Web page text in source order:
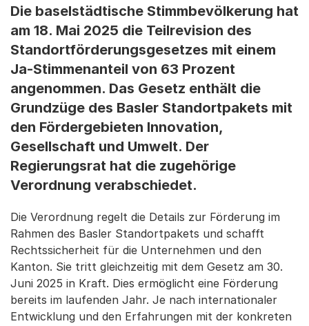
Die baselstädtische Stimmbevölkerung hat
am 18. Mai 2025 die Teilrevision des
Standortförderungsgesetzes mit einem
Ja-Stimmenanteil von 63 Prozent
angenommen. Das Gesetz enthält die
Grundzüge des Basler Standortpakets mit
den Fördergebieten Innovation,
Gesellschaft und Umwelt. Der
Regierungsrat hat die zugehörige
Verordnung verabschiedet.
Die Verordnung regelt die Details zur Förderung im
Rahmen des Basler Standortpakets und schafft
Rechtssicherheit für die Unternehmen und den
Kanton. Sie tritt gleichzeitig mit dem Gesetz am 30.
Juni 2025 in Kraft. Dies ermöglicht eine Förderung
bereits im laufenden Jahr. Je nach internationaler
Entwicklung und den Erfahrungen mit der konkreten